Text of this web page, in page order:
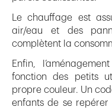
Le chauffage est
air/eau et des
complètent la
Enfin,
fonction des petits
propre couleur. Un
enfants de se